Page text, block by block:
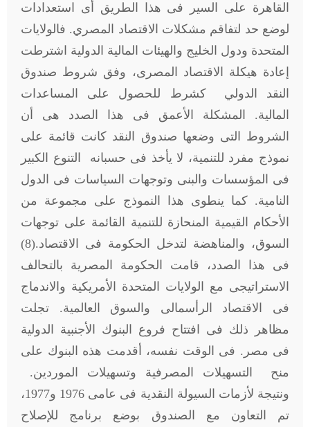
القاهرة على السير فى هذا الطريق أى استعدادات
لوضع حد لتفاقم مشكلات الاقتصاد المصري. فالولايات
المتحدة ودول الخليج والهيئات المالية الدولية اشترطت
إعادة هيكلة الاقتصاد المصرى، وفق شروط صندوق
النقد الدولي كشرط للحصول على المساعدات
المالية. المشكلة الأعمق فى هذا الصدد هى أن
الشروط التى وضعها صندوق النقد كانت قائمة على
نموذج مفرد للتنمية، لا يأخذ فى حسبانه التنوع الكبير
فى المؤسسات والبنى وتوجهات السياسات فى الدول
النامية. كما ينطوى هذا النموذج على مجموعة من
الأحكام القيمية المنحازة للتنمية القائمة على توجهات
السوق، والمناهضة لتدخل الحكومة فى الاقتصاد.(8)
فى هذا الصدد، قامت الحكومة المصرية بالتحالف
الاستراتيجى مع الولايات المتحدة الأمريكية والاندماج
فى الاقتصاد الرأسمالى والسوق العالمية. تجلت
مظاهر ذلك فى افتتاح فروع البنوك الأجنبية الدولية
فى مصر. فى الوقت نفسه، أقدمت هذه البنوك على
منح التسهيلات المصرفية وتسهيلات الموردين.
ونتيجة لأزمات السيولة النقدية فى عامى 1976 و1977،
تم التعاون مع الصندوق بوضع برنامج للإصلاح